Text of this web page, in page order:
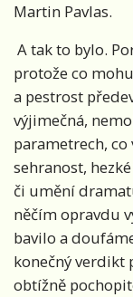
Martin Pavlas.
A tak to bylo.
protože co
a pestrost
výjimečná,
parametrech,
sehranost,
či umění
něčím opravdu
bavilo a
konečný verdikt
obtížně